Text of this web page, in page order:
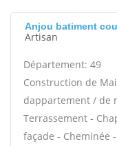
Anjou batiment
Artisan
Département: 49
Construction de
dappartement / de
Terrassement -
façade - Cheminée